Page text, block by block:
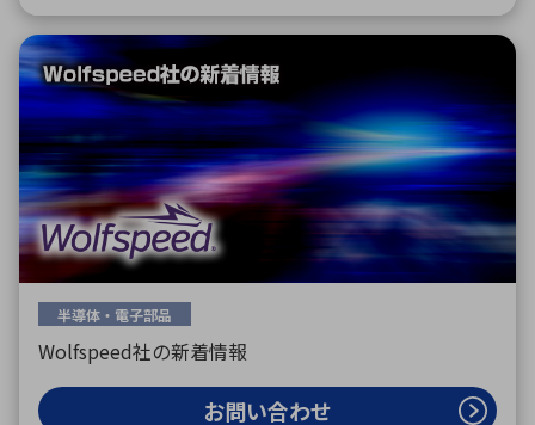
半導体・電子部品
Wolfspeed社の新着情報
お問い合わせ